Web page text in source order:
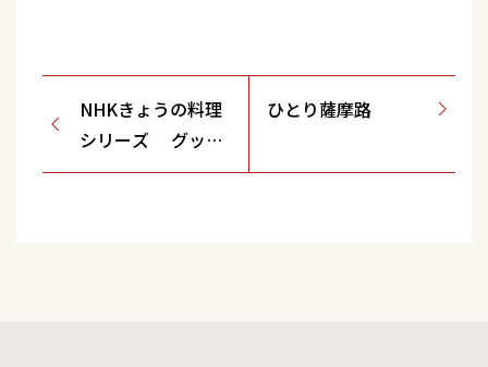
NHKきょうの料理
シリーズ グッチ
裕三のメチャ楽！
ひとり薩摩路